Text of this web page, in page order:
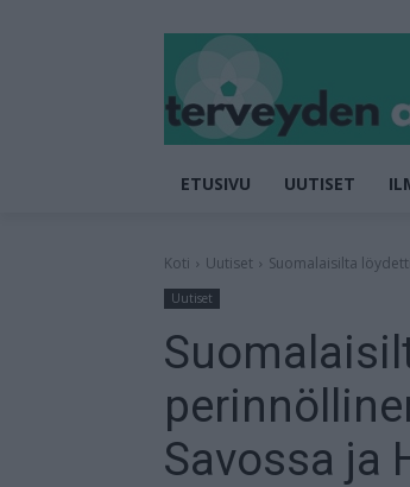
ETUSIVU UUTISET
Koti Uutiset Suomalaisilta
Uutiset
Savossa ja